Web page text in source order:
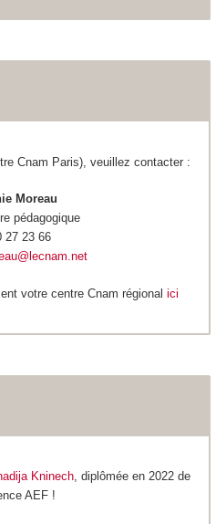
Cnam Paris), veuillez contacter :
Moreau
pédagogique
27 23 66
votre centre Cnam régional ici
Kninech, diplômée en 2022 de
AEF !